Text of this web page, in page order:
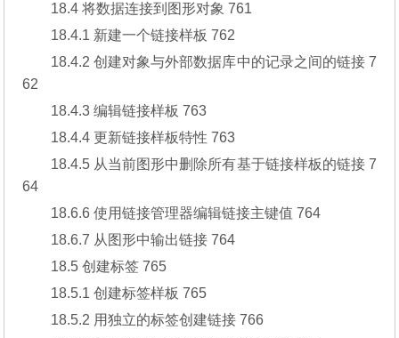
18.4 将数据连接到图形对象 761
18.4.1 新建一个链接样板 762
18.4.2 创建对象与外部数据库中的记录之间的链接 7
62
18.4.3 编辑链接样板 763
18.4.4 更新链接样板特性 763
18.4.5 从当前图形中删除所有基于链接样板的链接 7
64
18.6.6 使用链接管理器编辑链接主键值 764
18.6.7 从图形中输出链接 764
18.5 创建标签 765
18.5.1 创建标签样板 765
18.5.2 用独立的标签创建链接 766